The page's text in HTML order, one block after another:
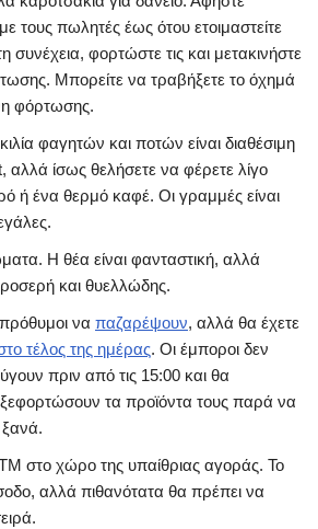
τους πωλητές έως ότου ετοιμαστείτε
συνέχεια, φορτώστε τις και μετακινήστε
Μπορείτε να τραβήξετε το όχημά
φόρτωσης.
φαγητών και ποτών είναι διαθέσιμη
αλλά ίσως θελήσετε να φέρετε λίγο
ή ένα θερμό καφέ. Οι γραμμές είναι
Η θέα είναι φανταστική, αλλά
και θυελλώδης.
να παζαρέψουν, αλλά θα έχετε
τέλος της ημέρας. Οι έμποροι δεν
πριν από τις 15:00 και θα
τα προϊόντα τους παρά να
στο χώρο της υπαίθριας αγοράς. Το
αλλά πιθανότατα θα πρέπει να